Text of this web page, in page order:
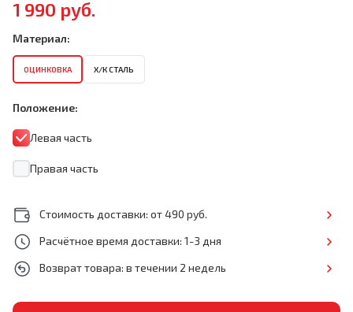
1 990 руб.
Материал:
ОЦИНКОВКА Х/К СТАЛЬ
Положение:
Левая часть
Правая часть
Стоимость доставки: от 490 руб.
Расчётное время доставки: 1-3 дня
Возврат товара: в течении 2 недель